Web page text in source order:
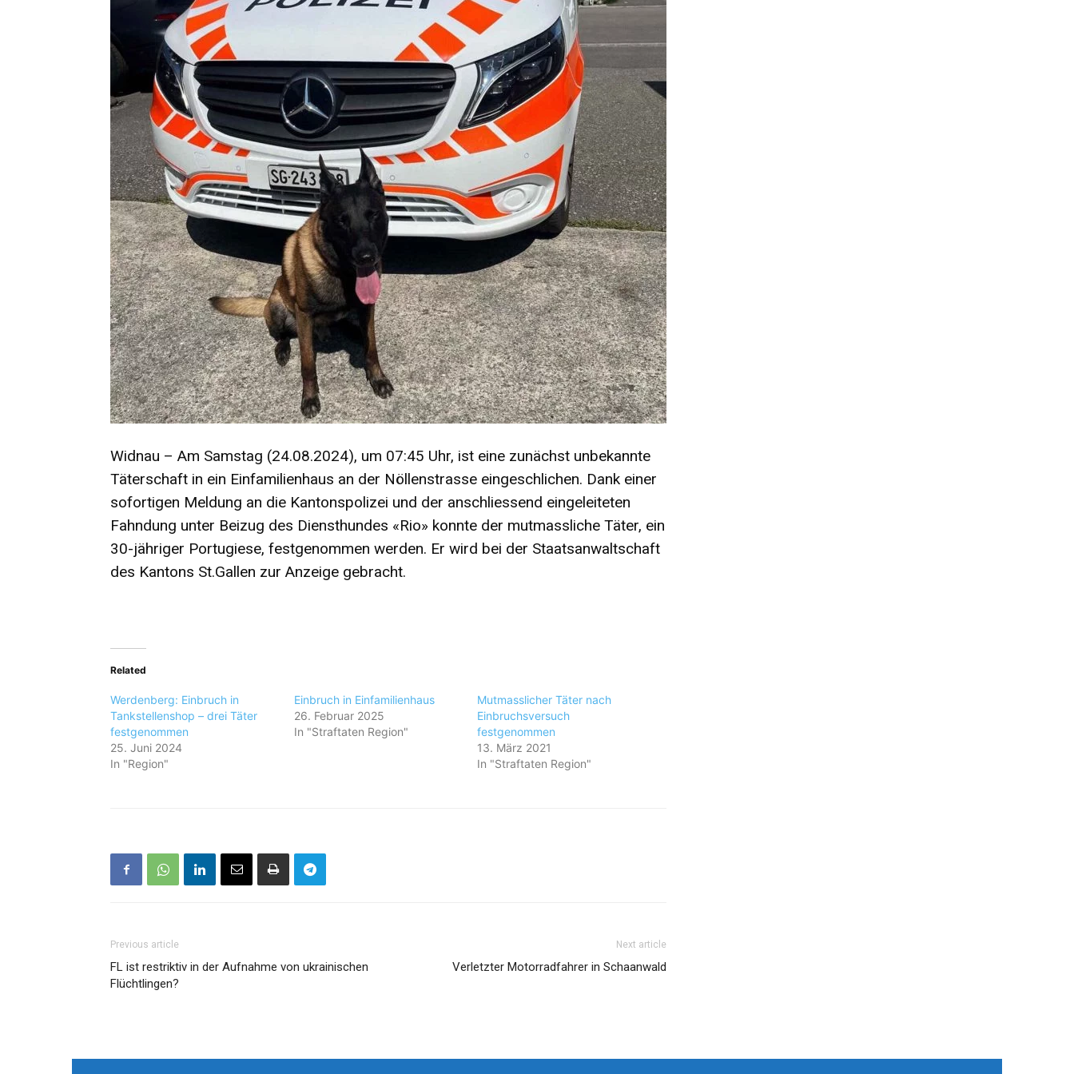
Widnau – Am Samstag (24.08.2024), um 07:45 Uhr, ist eine zunächst unbekannte
Täterschaft in ein Einfamilienhaus an der Nöllenstrasse eingeschlichen. Dank einer
sofortigen Meldung an die Kantonspolizei und der anschliessend eingeleiteten
Fahndung unter Beizug des Diensthundes «Rio» konnte der mutmassliche Täter, ein
30-jähriger Portugiese, festgenommen werden. Er wird bei der Staatsanwaltschaft
des Kantons St.Gallen zur Anzeige gebracht.
Related
Werdenberg: Einbruch in
Tankstellenshop – drei Täter
festgenommen
25. Juni 2024
In "Region"
Einbruch in Einfamilienhaus
26. Februar 2025
In "Straftaten Region"
Mutmasslicher Täter nach
Einbruchsversuch
festgenommen
13. März 2021
In "Straftaten Region"
Previous article
FL ist restriktiv in der Aufnahme von ukrainischen
Flüchtlingen?
Next article
Verletzter Motorradfahrer in Schaanwald